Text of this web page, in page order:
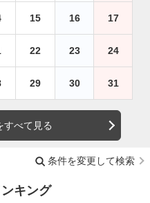
15 16 17
22 23 24
29 30 31
すべて見る
条件を変更して検索
キング